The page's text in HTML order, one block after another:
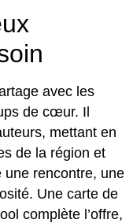
avec les
de cœur. Il
mettant en
de la région et
une rencontre, une
Une carte de
complète l’offre,